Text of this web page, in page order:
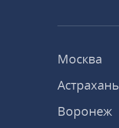
Москва
Астрахань
Воронеж